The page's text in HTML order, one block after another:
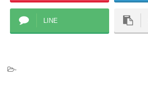
LINE
-